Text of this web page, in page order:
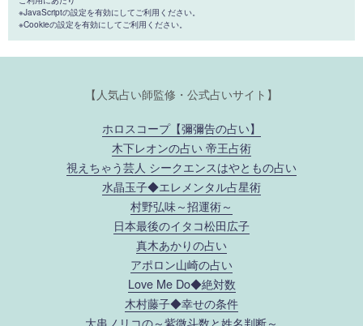
※JavaScriptの設定を有効にしてご利用ください。
※Cookieの設定を有効にしてご利用ください。
【人気占い師監修・公式占いサイト】
ホロスコープ【彌彌告の占い】
木下レオンの占い 帝王占術
視えちゃう芸人 シークエンスはやともの占い
水晶玉子◆エレメンタル占星術
村野弘味～招運術～
日本最後のイタコ松田広子
真木あかりの占い
アポロン山崎の占い
Love Me Do◆絶対数
木村藤子◆幸せの条件
大串ノリコの～紫微斗数と姓名判断～